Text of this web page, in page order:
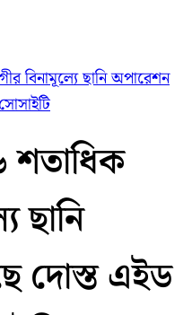
বিনামূল্যে ছানি অপারেশন
শতাধিক
ছানি
দোস্ত এইড